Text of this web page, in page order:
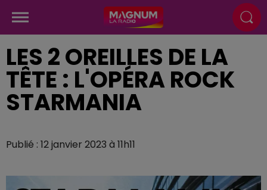
LES 2 OREILLES DE LA
TÊTE : L'OPÉRA ROCK
STARMANIA
Publié : 12 janvier 2023 à 11h11